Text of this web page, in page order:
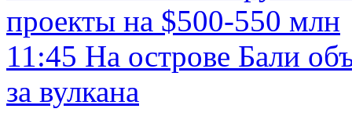
проекты на $500-550 млн
11:45 На острове Бали
за вулкана